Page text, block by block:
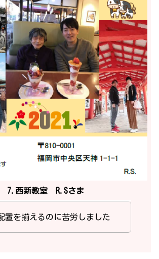
7.西新教室 R.Sさま
置を揃えるのに苦労しました